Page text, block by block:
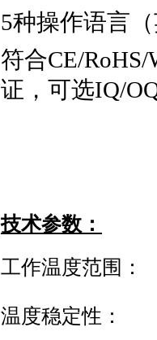
5种操作语言
符合CE/RoHS/
证 ，可选IQ/
技术参数：
工作温度范
温度稳定